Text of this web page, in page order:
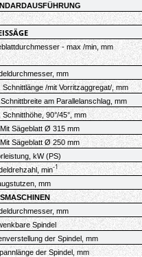
NDARDAUSFÜHRUNG
ÄGE
- max /min, mm
mm
Schnittlänge /mit Vorritzaggregat/, mm
am Parallelanschlag, mm
Schnitthöhe, 90°/45°, mm
Sägeblatt Ø 315 mm
Sägeblatt Ø 250 mm
kW (PS)
min-1
mm
mm
Spindel
der Spindel, mm
der Spindel, mm